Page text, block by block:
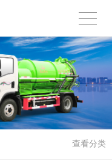
查看分类